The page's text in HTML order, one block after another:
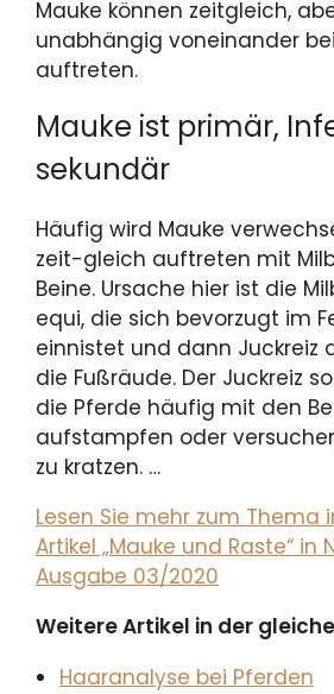
Mauke können zeitgleich,
unabhängig voneinander
auftreten.
Mauke ist primär,
sekundär
Häufig wird Mauke
zeit-gleich auftreten mit
Beine. Ursache hier ist die
equi, die sich bevorzugt im
einnistet und dann Juckreiz
die Fußräude. Der Juckreiz
die Pferde häufig mit den
aufstampfen oder
zu kratzen. …
Lesen Sie mehr zum Thema
Artikel „Mauke und Raste“ in
Ausgabe 03/2020
Weitere Artikel in der
Haaranalyse bei Pferden